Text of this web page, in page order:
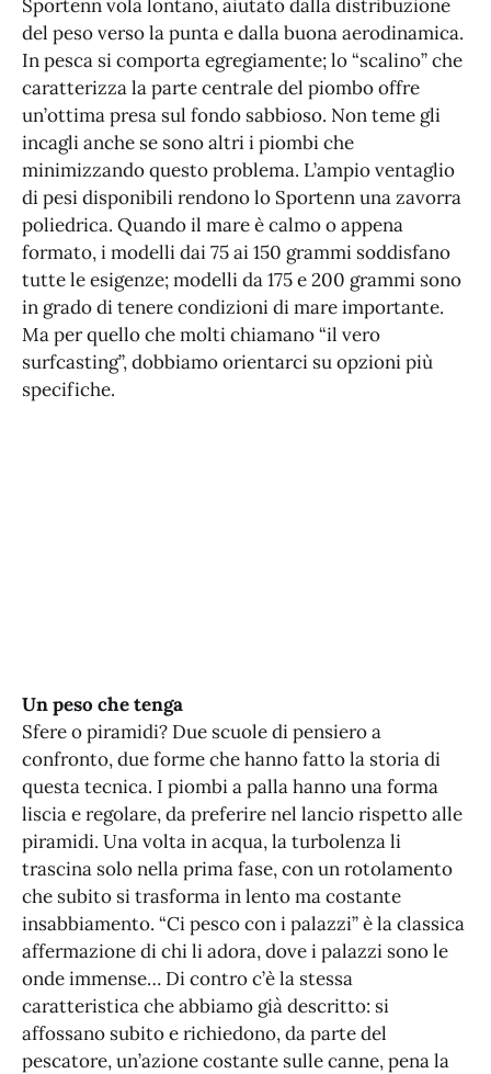
Sportenn vola lontano, aiutato dalla distribuzione
del peso verso la punta e dalla buona aerodinamica.
In pesca si comporta egregiamente; lo “scalino” che
caratterizza la parte centrale del piombo offre
un’ottima presa sul fondo sabbioso. Non teme gli
incagli anche se sono altri i piombi che
minimizzando questo problema. L’ampio ventaglio
di pesi disponibili rendono lo Sportenn una zavorra
poliedrica. Quando il mare è calmo o appena
formato, i modelli dai 75 ai 150 grammi soddisfano
tutte le esigenze; modelli da 175 e 200 grammi sono
in grado di tenere condizioni di mare importante.
Ma per quello che molti chiamano “il vero
surfcasting”, dobbiamo orientarci su opzioni più
specifiche.
Un peso che tenga
Sfere o piramidi? Due scuole di pensiero a
confronto, due forme che hanno fatto la storia di
questa tecnica. I piombi a palla hanno una forma
liscia e regolare, da preferire nel lancio rispetto alle
piramidi. Una volta in acqua, la turbolenza li
trascina solo nella prima fase, con un rotolamento
che subito si trasforma in lento ma costante
insabbiamento. “Ci pesco con i palazzi” è la classica
affermazione di chi li adora, dove i palazzi sono le
onde immense… Di contro c’è la stessa
caratteristica che abbiamo già descritto: si
affossano subito e richiedono, da parte del
pescatore, un’azione costante sulle canne, pena la